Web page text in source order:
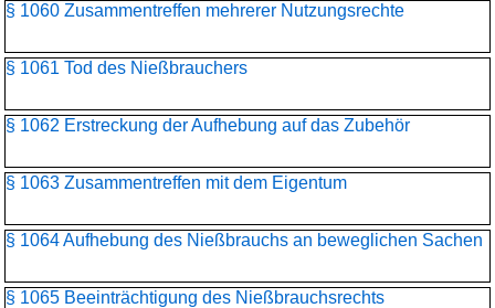
§ 1060 Zusammentreffen mehrerer Nutzungsrechte
§ 1061 Tod des Nießbrauchers
§ 1062 Erstreckung der Aufhebung auf das Zubehör
§ 1063 Zusammentreffen mit dem Eigentum
§ 1064 Aufhebung des Nießbrauchs an beweglichen Sachen
§ 1065 Beeinträchtigung des Nießbrauchsrechts